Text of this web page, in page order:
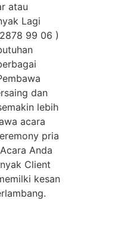
atau
Lagi
99 06 )
dan
lebih
acara
pria
Anda
Client
kesan